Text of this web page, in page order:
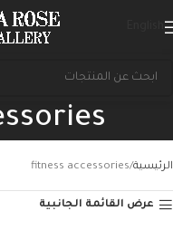
الرئيسية fitness accessories
عرض القائمة الجانبية